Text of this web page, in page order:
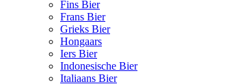
Fins Bier
Frans Bier
Grieks Bier
Hongaars
Iers Bier
Indonesische Bier
Italiaans Bier